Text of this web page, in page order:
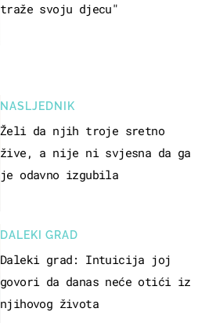
traže svoju djecu"
NASLJEDNIK
Želi da njih troje sretno
žive, a nije ni svjesna da ga
je odavno izgubila
DALEKI GRAD
Daleki grad: Intuicija joj
govori da danas neće otići iz
njihovog života